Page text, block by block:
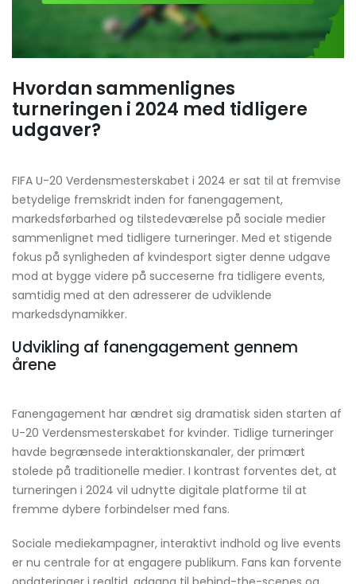
Hvordan sammenlignes
turneringen i 2024 med tidligere
udgaver?
FIFA U-20 Verdensmesterskabet i 2024 er sat til at fremvise
betydelige fremskridt inden for fanengagement,
markedsførbarhed og tilstedeværelse på sociale medier
sammenlignet med tidligere turneringer. Med et stigende
fokus på synligheden af kvindesport sigter denne udgave
mod at bygge videre på succeserne fra tidligere events,
samtidig med at den adresserer de udviklende
markedsdynamikker.
Udvikling af fanengagement gennem
årene
Fanengagement har ændret sig dramatisk siden starten af
U-20 Verdensmesterskabet for kvinder. Tidlige turneringer
havde begrænsede interaktionskanaler, der primært
stolede på traditionelle medier. I kontrast forventes det, at
turneringen i 2024 vil udnytte digitale platforme til at
fremme dybere forbindelser med fans.
Sociale mediekampagner, interaktivt indhold og live events
er nu centrale for at engagere publikum. Fans kan forvente